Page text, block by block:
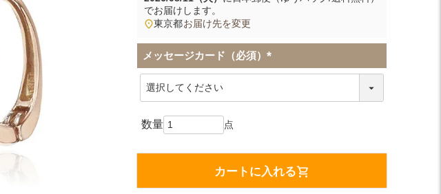
でお届けします。
東京都お届け先を変更
メッセージカード（必須）
(
カートに入れる